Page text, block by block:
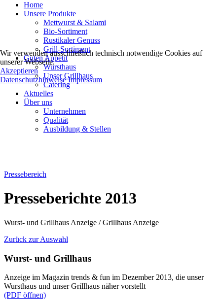
Home
Unsere Produkte
Mettwurst & Salami
Bio-Sortiment
Rustikaler Genuss
Grill-Sortiment
Guten Appetit
Wursthaus
Unser Grillhaus
Catering
Aktuelles
Über uns
Unternehmen
Qualität
Ausbildung & Stellen
Pressebereich
Presseberichte 2013
Wurst- und Grillhaus Anzeige / Grillhaus Anzeige
Zurück zur Auswahl
Wurst- und Grillhaus
Anzeige im Magazin trends & fun im Dezember 2013, die unser
Wursthaus und unser Grillhaus näher vorstellt
(PDF öffnen)
Wir verwenden ausschließlich technisch notwendige Cookies auf
unserer Webseite.
Akzeptieren
Datenschutzhinweise Impressum